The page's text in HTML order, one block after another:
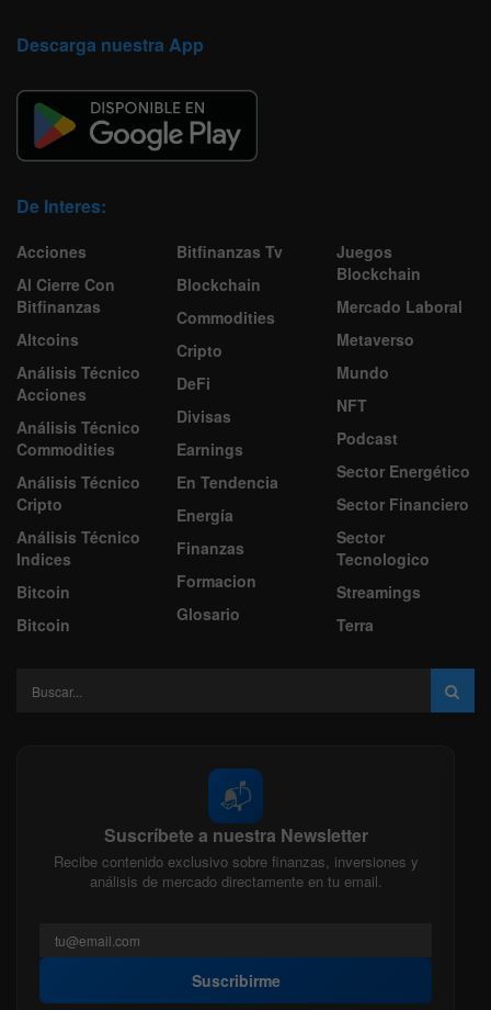
Descarga nuestra App
De Interes:
Acciones
Al Cierre Con
Bitfinanzas
Altcoins
Análisis Técnico
Acciones
Análisis Técnico
Commodities
Análisis Técnico
Cripto
Análisis Técnico
Indices
Bitcoin
Bitcoin
Bitfinanzas Tv
Blockchain
Commodities
Cripto
DeFi
Divisas
Earnings
En Tendencia
Energía
Finanzas
Formacion
Glosario
Juegos
Blockchain
Mercado Laboral
Metaverso
Mundo
NFT
Podcast
Sector Energético
Sector Financiero
Sector
Tecnologico
Streamings
Terra
📬
Suscríbete a nuestra Newsletter
Recibe contenido exclusivo sobre finanzas, inversiones y
análisis de mercado directamente en tu email.
Suscribirme